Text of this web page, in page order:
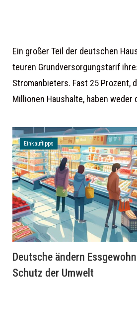
Ein großer Teil der deutschen
teuren Grundversorgungstarif
Stromanbieters. Fast 25 Prozent,
Millionen Haushalte, haben weder
Einkauftipps
Deutsche ändern
Schutz der Umwelt